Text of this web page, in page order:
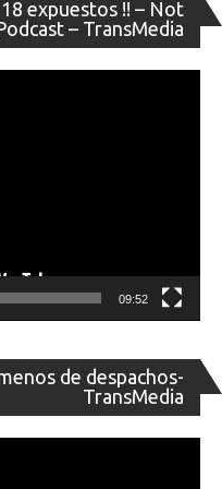
expuestos !! – Not
– TransMedia
de
09:52
de despachos-
TransMedia
de